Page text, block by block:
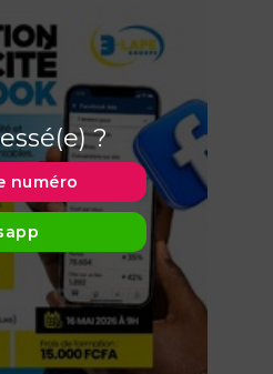
?
numéro